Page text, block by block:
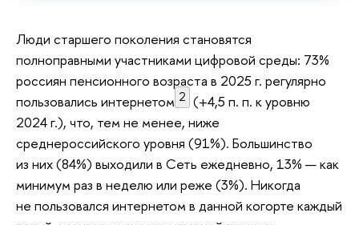
Люди старшего поколения становятся
полноправными участниками цифровой среды: 73%
россиян пенсионного возраста в 2025 г. регулярно
пользовались интернетом 2 (+4,5 п. п. к уровню
2024 г.), что, тем не менее, ниже
среднероссийского уровня (91%). Большинство
из них (84%) выходили в Сеть ежедневно, 13% — как
минимум раз в неделю или реже (3%). Никогда
не пользовался интернетом в данной когорте каждый